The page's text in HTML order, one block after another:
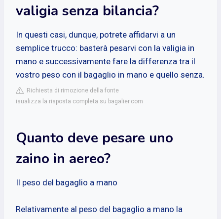
valigia senza bilancia?
In questi casi, dunque, potrete affidarvi a un
semplice trucco: basterà pesarvi con la valigia in
mano e successivamente fare la differenza tra il
vostro peso con il bagaglio in mano e quello senza.
Richiesta di rimozione della fonte
isualizza la risposta completa su bagalier.com
Quanto deve pesare uno
zaino in aereo?
Il peso del bagaglio a mano
Relativamente al peso del bagaglio a mano la